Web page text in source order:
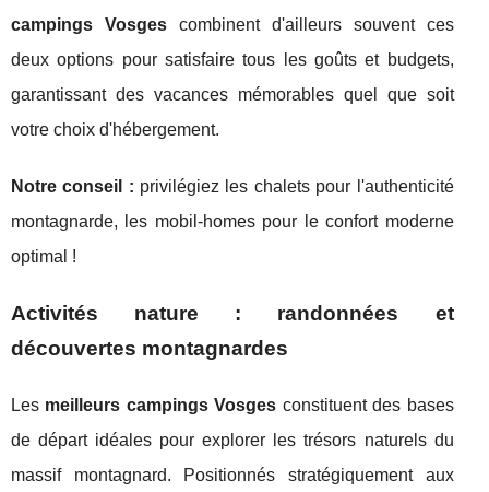
campings Vosgescombinent d'ailleurs souvent ces
deux options pour satisfaire tous les goûts et budgets,
garantissant des vacances mémorables quel que soit
votre choix d'hébergement.
Notre conseil : privilégiez les chalets pour l'authenticité
montagnarde, les mobil-homes pour le confort moderne
optimal !
Activités nature : randonnées et
découvertes montagnardes
Les meilleurs campings Vosges constituent des bases
de départ idéales pour explorer les trésors naturels du
massif montagnard. Positionnés stratégiquement aux